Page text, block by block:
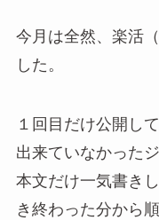
今月は全然、楽活
した。
１回目だけ公開し
出来ていなかった
本文だけ一気書き
き終わった分から